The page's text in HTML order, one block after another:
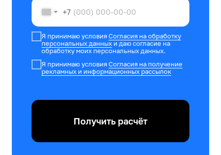
+7
Я принимаю условияСогласия на обработку
персональных данных и даю согласие на
обработку моих персональных данных.
Я принимаю условияСогласия на получение
рекламных и информационных рассылок
Получить расчёт